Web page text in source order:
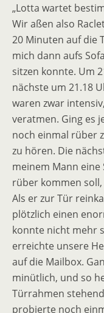
„Lotta wartet
Wir aßen also
20 Minuten auf die
mich dann aufs
sitzen konnte. Um
nächste um 21.18
waren zwar
veratmen. Ging es
noch einmal rüber
zu hören. Die
meinem Mann eine
rüber kommen
Als er zur Tür
plötzlich einen
konnte nicht mehr
erreichte unsere
auf die Mailbox.
minütlich, und so
Türrahmen
probierte noch